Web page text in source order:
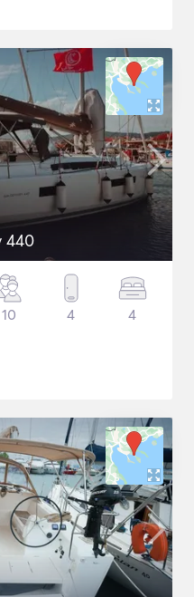
440
10 4 4